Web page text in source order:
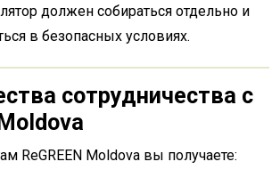
должен собираться отдельно и
в безопасных условиях.
сотрудничества с
ReGREEN Moldova вы получаете: